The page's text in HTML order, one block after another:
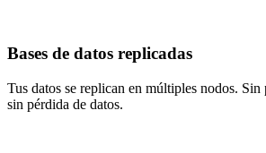
Bases de datos replicadas
Tus datos se replican en múltiples nodos.
sin pérdida de datos.